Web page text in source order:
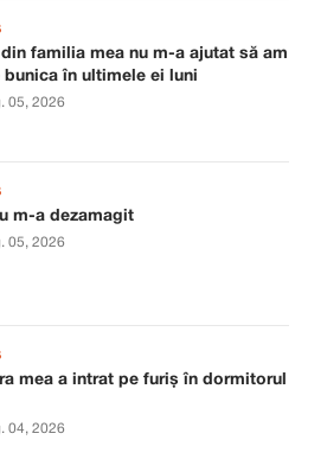
din familia mea nu m-a ajutat să am
bunica în ultimele ei luni
05, 2026
m-a dezamagit
05, 2026
mea a intrat pe furiș în dormitorul
04, 2026